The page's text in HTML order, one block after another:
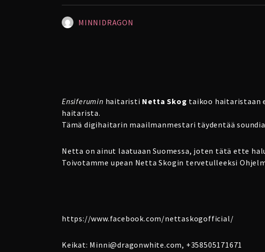
MINNIDRAGON
Ensiferumin haitaristi Netta Skog taikoo haitaristaan
haitarista.
Tämä digihaitarin maailmanmestari täydentää
Netta on ainut laatuaan Suomessa, joten tätä ette
Toivotamme upean Netta Skogin tervetulleeksi
https://www.facebook.com/nettaskogofficial/
Keikat: Minni@dragonwhite.com, +358505171671